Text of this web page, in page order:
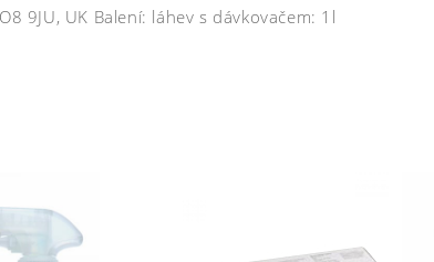
9JU, UK Balení: láhev s dávkovačem: 1l